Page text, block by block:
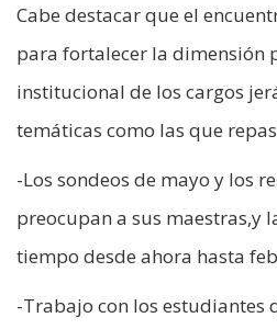
Cabe destacar que el
para fortalecer la dimensión
institucional de los cargos
temáticas como las que
-Los sondeos de mayo y los
preocupan a sus maestras,y
tiempo desde ahora hasta
-Trabajo con los estudiantes